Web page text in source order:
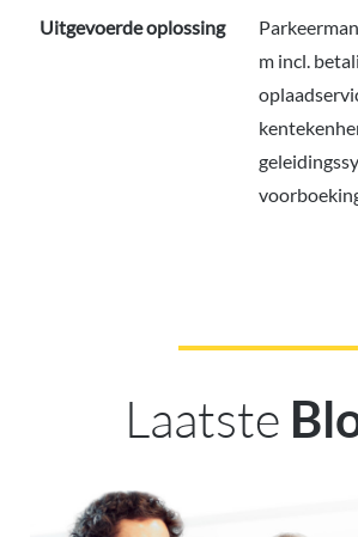
Uitgevoerde oplossing
m incl.
Laatste